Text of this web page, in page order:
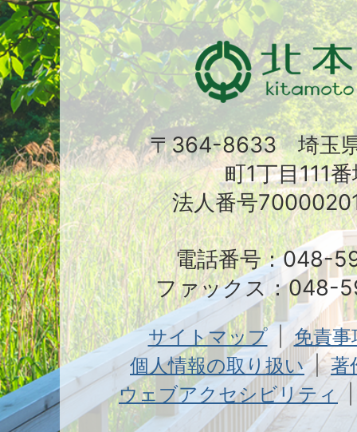
〒364-8633 埼玉
町1丁目111
法人番号
電話番号：048-
ファックス：048-
サイトマップ
免責
個人情報の取り扱い
著
ウェブアクセシビリティ